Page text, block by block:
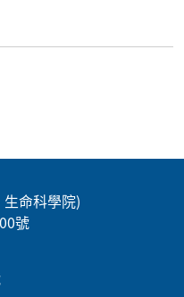
命科學院)
號